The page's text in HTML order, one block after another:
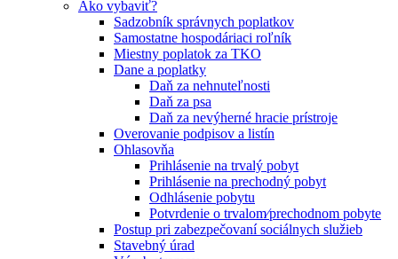
Ako vybaviť?
Sadzobník správnych poplatkov
Samostatne hospodáriaci roľník
Miestny poplatok za TKO
Dane a poplatky
Daň za nehnuteľnosti
Daň za psa
Daň za nevýherné hracie prístroje
Overovanie podpisov a listín
Ohlasovňa
Prihlásenie na trvalý pobyt
Prihlásenie na prechodný pobyt
Odhlásenie pobytu
Potvrdenie o trvalom⁄prechodnom pobyte
Postup pri zabezpečovaní sociálnych služieb
Stavebný úrad